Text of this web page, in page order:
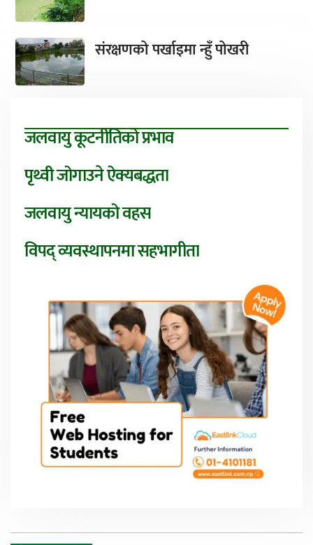
संरक्षणको पर्खाइमा न्हुँ पोखरी
जलवायु कूटनीतिको प्रभाव
पृथ्वी जोगाउने ऐक्यबद्धता
जलवायु न्यायको वहस
विपद् व्यवस्थापनमा सहभागीता